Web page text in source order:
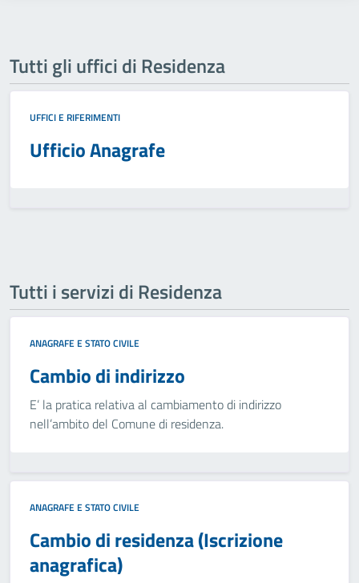
Tutti gli uffici di Residenza
UFFICI E RIFERIMENTI
Ufficio Anagrafe
Tutti i servizi di Residenza
ANAGRAFE E STATO CIVILE
Cambio di indirizzo
E’ la pratica relativa al cambiamento di indirizzo
nell’ambito del Comune di residenza.
ANAGRAFE E STATO CIVILE
Cambio di residenza (Iscrizione
anagrafica)